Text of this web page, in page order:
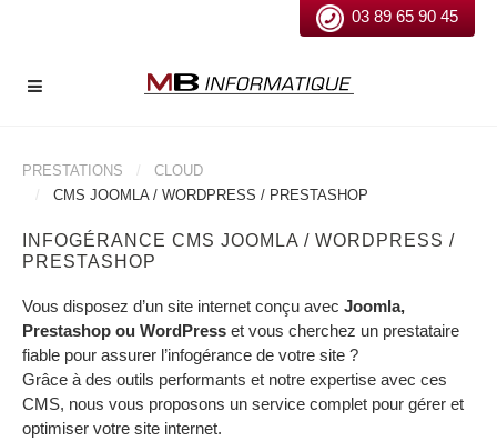
03 89 65 90 45
PRESTATIONS
CLOUD
CMS JOOMLA / WORDPRESS / PRESTASHOP
INFOGÉRANCE CMS JOOMLA / WORDPRESS /
PRESTASHOP
Vous disposez d’un site internet conçu avec Joomla,
Prestashop ou WordPress et vous cherchez un prestataire
fiable pour assurer l’infogérance de votre site ?
Grâce à des outils performants et notre expertise avec ces
CMS, nous vous proposons un service complet pour gérer et
optimiser votre site internet.